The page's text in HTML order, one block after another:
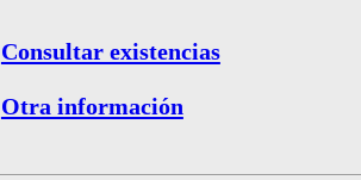
Consultar existencias
Otra información